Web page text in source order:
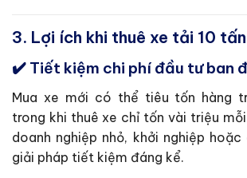
3. Lợi ích khi thuê xe tải 10
✔️ Tiết kiệm chi phí đầu tư ban
Mua xe mới có thể tiêu tốn hàng
trong khi thuê xe chỉ tốn vài triệu
doanh nghiệp nhỏ, khởi nghiệp
giải pháp tiết kiệm đáng kể.